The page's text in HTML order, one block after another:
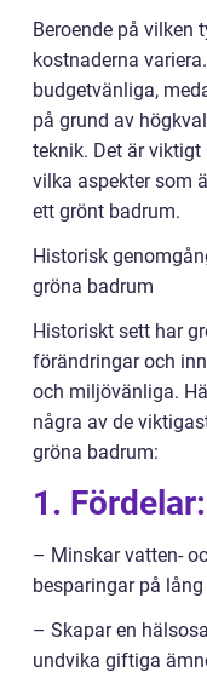
Beroende på vilken
kostnaderna
budgetvänliga,
på grund av
teknik. Det är
vilka aspekter som
ett grönt badrum.
Historisk
gröna badrum
Historiskt sett har
förändringar och
och miljövänliga.
några av de
gröna badrum:
1. Fördelar:
– Minskar vatten-
besparingar på
– Skapar en
undvika giftiga